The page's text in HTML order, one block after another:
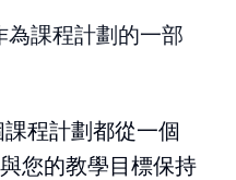
課程計劃的一部
程計劃都從一個
您的教學目標保持